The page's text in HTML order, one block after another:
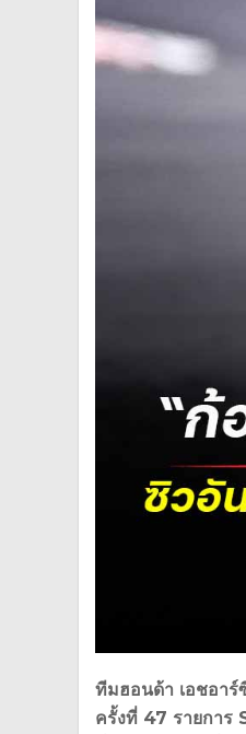
ทีมฮอนด้า เอชอาร์
ครั้งที่ 47 รายการ